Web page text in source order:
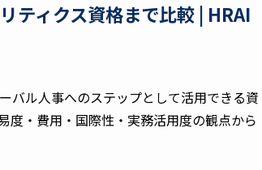
ティクス資格まで比較 | HRAI
バル人事へのステップとして活用できる資
度・費用・国際性・実務活用度の観点から